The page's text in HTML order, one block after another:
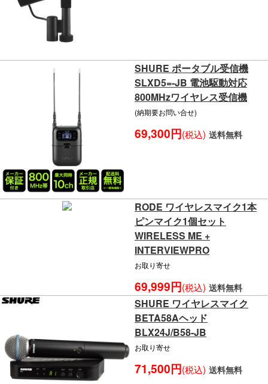
SHURE ポータブル受信機
SLXD5=-JB 電池駆動対応
800MHzワイヤレス受信機
(納期要お問い合せ)
69,300円(税込) 送料無料
RODE ワイヤレスマイク1本
ピンマイク1個セット
WIRELESS ME +
INTERVIEWPRO
お取り寄せ
69,999円(税込) 送料無料
SHURE ワイヤレスマイク
BETA58Aヘッド
BLX24J/B58-JB
お取り寄せ
71,500円(税込) 送料無料